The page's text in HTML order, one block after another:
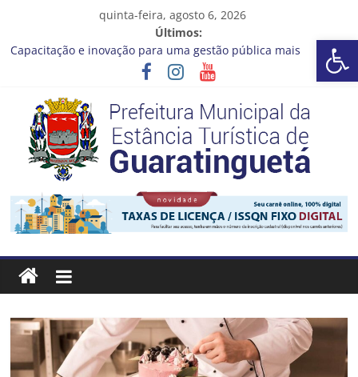
Barra de Ferramentas Aberta
quinta-feira, agosto 6, 2026
Últimos:
Capacitação e inovação para uma gestão pública mais
Seu próximo emprego pode estar mais perto do que você
imagina
Novo curso no Qualifica Guará
Prefeitura de Guaratinguetá divulga novo cronograma dos
editais da PNAB
Guaratinguetá realizará ação de vacinação contra a Febre
Amarela na região da Rocinha
Prefeitura
Estância
Turística
Guaratinguetá
Prefeitura